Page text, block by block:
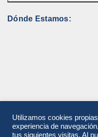
Dónde Estamos:
Utilizamos cookies
experiencia de
tus siguientes visitas. Al